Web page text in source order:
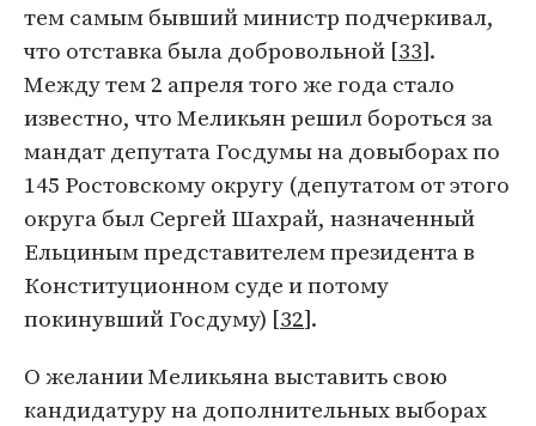
тем самым бывший министр подчеркивал,
что отставка была добровольной [33].
Между тем 2 апреля того же года стало
известно, что Меликьян решил бороться за
мандат депутата Госдумы на довыборах по
145 Ростовскому округу (депутатом от этого
округа был Сергей Шахрай, назначенный
Ельциным представителем президента в
Конституционном суде и потому
покинувший Госдуму) [32].
О желании Меликьяна выставить свою
кандидатуру на дополнительных выборах